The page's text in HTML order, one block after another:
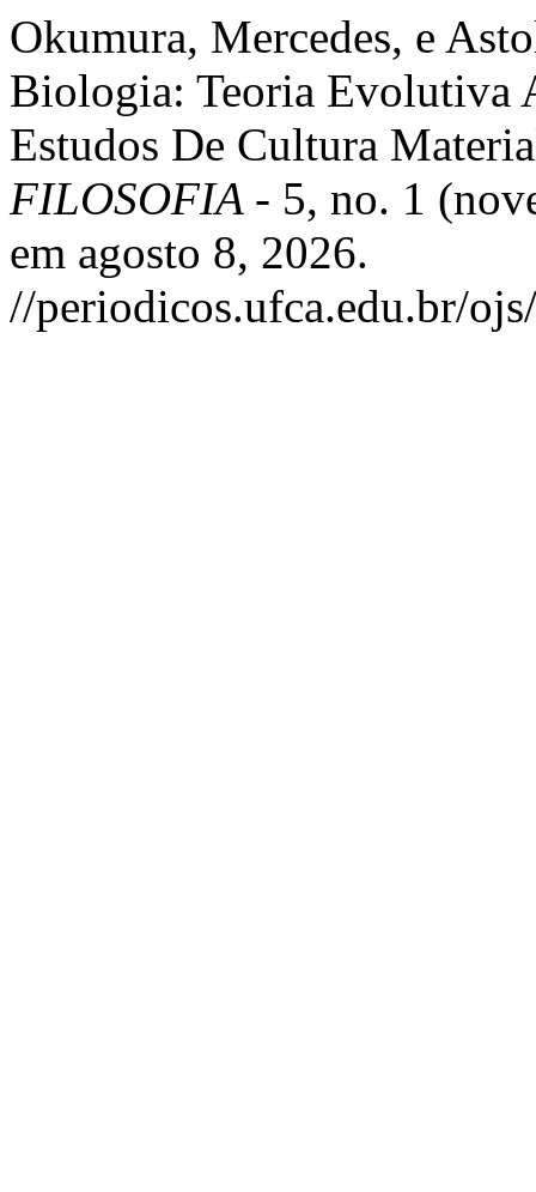
Okumura, Mercedes, e
Biologia: Teoria Evolutiva
Estudos De Cultura
FILOSOFIA - 5, no. 1
em agosto 8, 2026.
//periodicos.ufca.edu.br/